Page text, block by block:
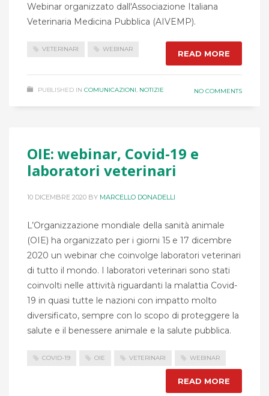
Webinar organizzato dall'Associazione Italiana
Veterinaria Medicina Pubblica (AIVEMP).
VETERINARI WEBINAR READ MORE
PUBLISHED IN COMUNICAZIONI NOTIZIE NO COMMENTS
OIE: webinar, Covid-19 e
laboratori veterinari
10 DICEMBRE 2020 BY MARCELLO DONADELLI
L’Organizzazione mondiale della sanità animale
(OIE) ha organizzato per i giorni 15 e 17 dicembre
2020 un webinar che coinvolge laboratori veterinari
di tutto il mondo. I laboratori veterinari sono stati
coinvolti nelle attività riguardanti la malattia Covid-
19 in quasi tutte le nazioni con impatto molto
diversificato, sempre con lo scopo di proteggere la
salute e il benessere animale e la salute pubblica.
COVID-19 OIE VETERINARI WEBINAR
READ MORE